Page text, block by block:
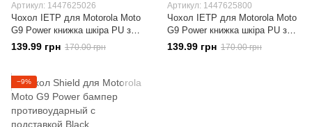
Артикул: 1447625026
Чохол IETP для Motorola Moto
G9 Power книжка шкіра PU з
візитницею чорний
139.99 грн 170.00 грн
Артикул: 1447625800
Чохол IETP для Motorola Moto
G9 Power книжка шкіра PU з
візитницею бузковий
139.99 грн 170.00 грн
−9%